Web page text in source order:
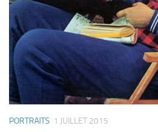
PORTRAITS 1 JUILLET 2015